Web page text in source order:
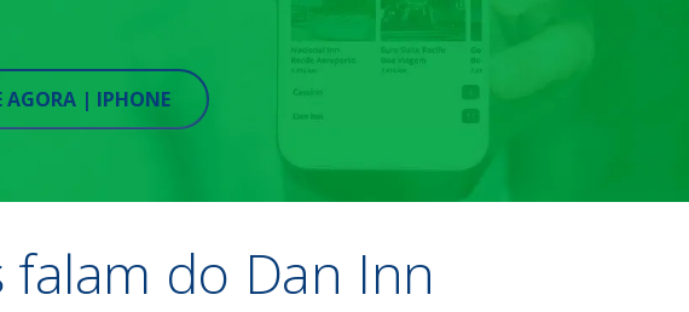
AGORA | IPHONE
do Dan Inn